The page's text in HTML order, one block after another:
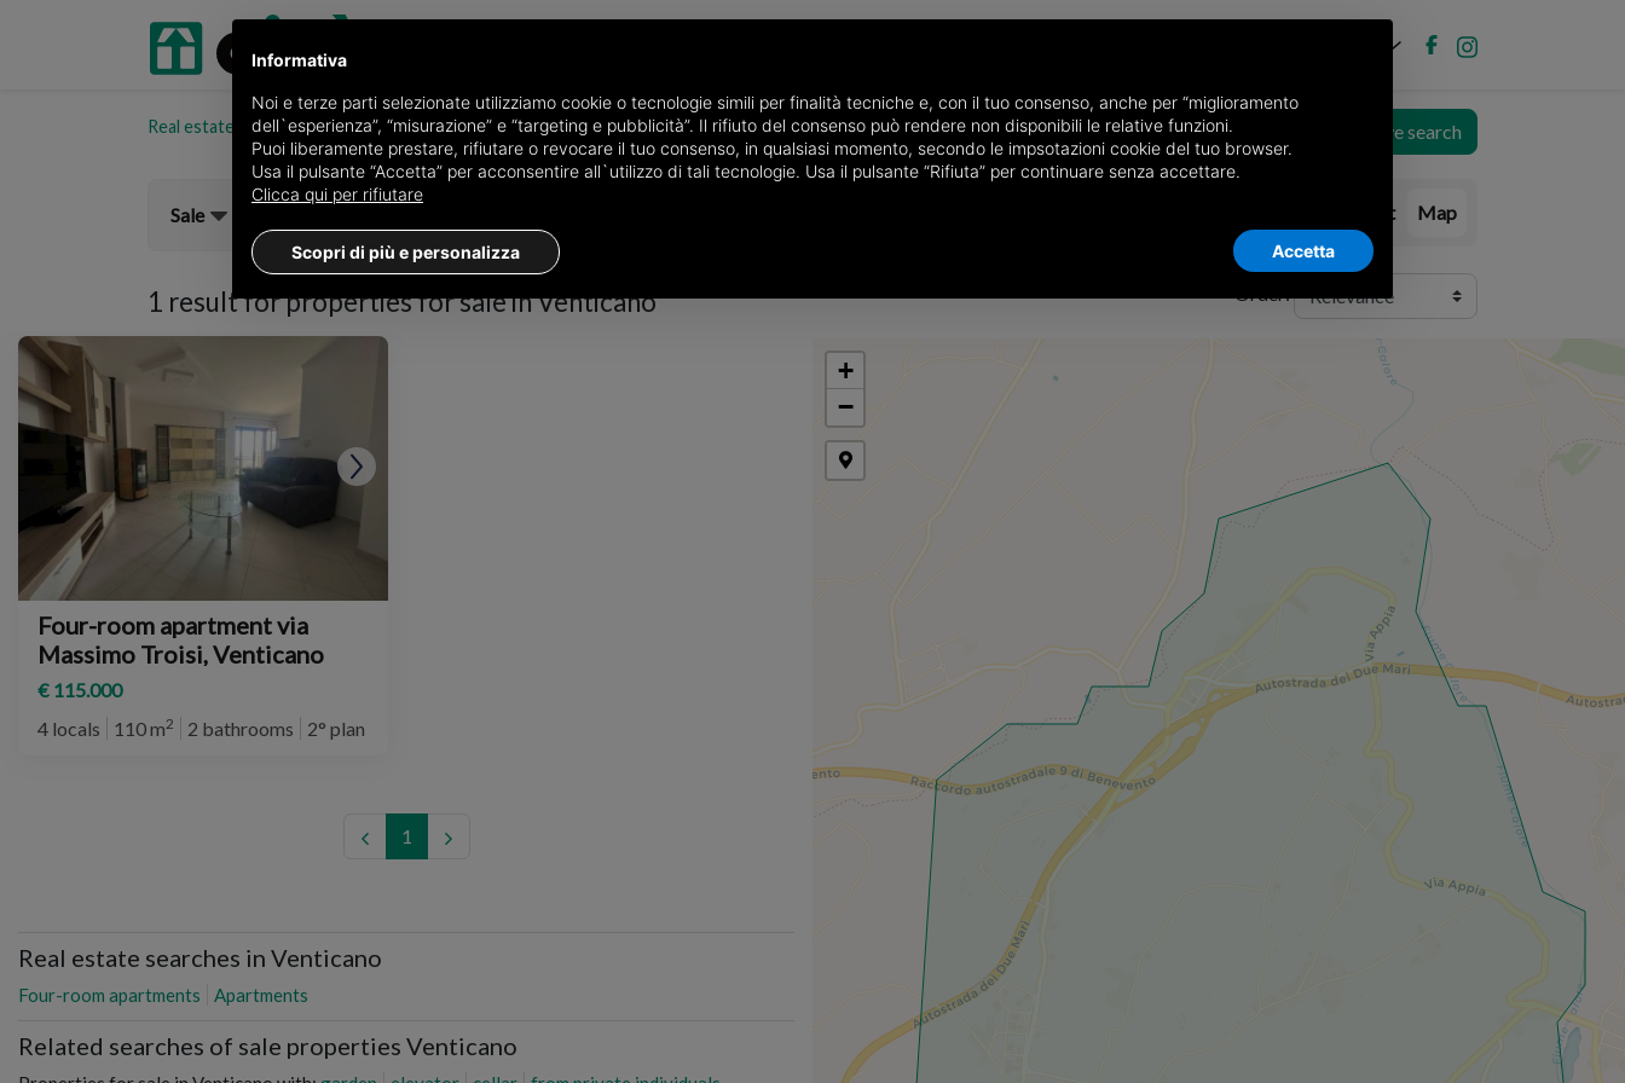
Real estate portal oikia.it Properties for sale in the province of Avellino Properties for sale in Venticano Choose the area Save search
Sale List Map
1 result forproperties for sale in Venticano Order:
Four-room apartment via
Massimo Troisi, Venticano
€ 115.000
4 locals
110 m2 2 bathrooms 2° plan
1
Real estate searches in Venticano
Four-room apartments Apartments
Related searches of sale properties Venticano
+
−
Informativa
Noi e terze parti selezionate utilizziamo cookie o tecnologie simili per finalità tecniche e, con il tuo consenso, anche per “miglioramento
dell`esperienza”, “misurazione” e “targeting e pubblicità”. Il rifiuto del consenso può rendere non disponibili le relative funzioni.
Puoi liberamente prestare, rifiutare o revocare il tuo consenso, in qualsiasi momento, secondo le impsotazioni cookie del tuo browser.
Usa il pulsante “Accetta” per acconsentire all`utilizzo di tali tecnologie. Usa il pulsante “Rifiuta” per continuare senza accettare.
Clicca qui per rifiutare
Scopri di più e personalizza Accetta